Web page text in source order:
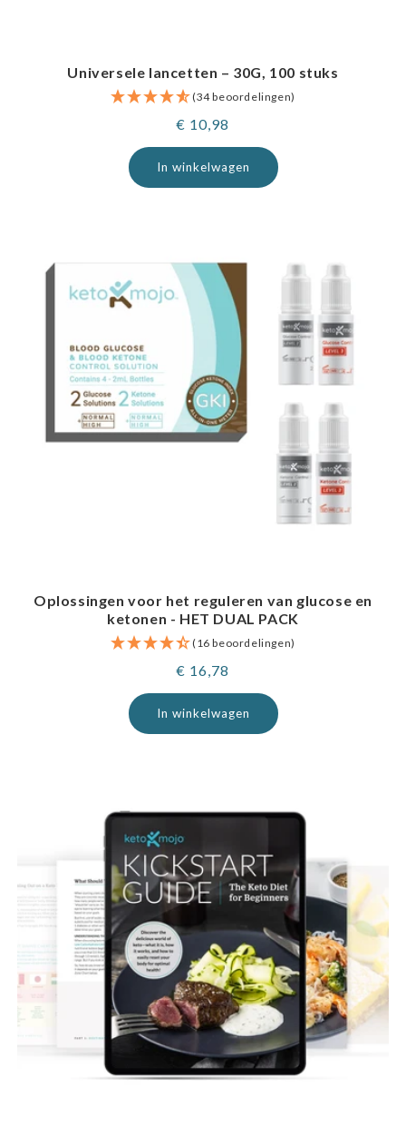
Universele lancetten – 30G, 100 stuks
(34 beoordelingen)
Normale
prijs
€ 10,98
In winkelwagen
Oplossingen voor het reguleren van glucose en
ketonen - HET DUAL PACK
(16 beoordelingen)
Normale
prijs
€ 16,78
In winkelwagen